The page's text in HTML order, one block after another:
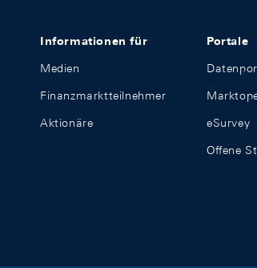
Informationen für
Medien
Finanzmarktteilnehmer
Aktionäre
Portale
eSurvey
Offene